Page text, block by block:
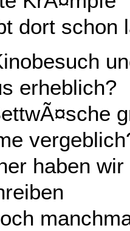
dort schon
erheblich?
haben